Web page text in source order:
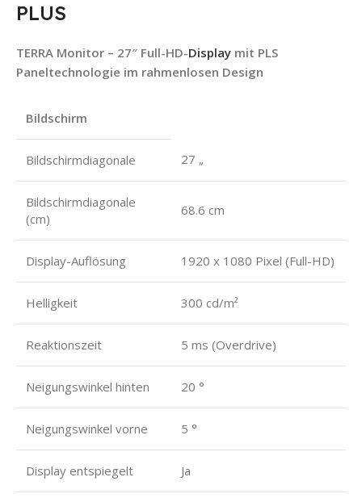
PLUS
TERRA Monitor – 27″ Full-HD-Display mit PLS
Paneltechnologie im rahmenlosen Design
Bildschirm
Bildschirmdiagonale 27 „
Bildschirmdiagonale
(cm)
68.6 cm
Display-Auflösung 1920 x 1080 Pixel (Full-HD)
Helligkeit 300 cd/m²
Reaktionszeit 5 ms (Overdrive)
Neigungswinkel hinten 20 °
Neigungswinkel vorne 5 °
Display entspiegelt Ja